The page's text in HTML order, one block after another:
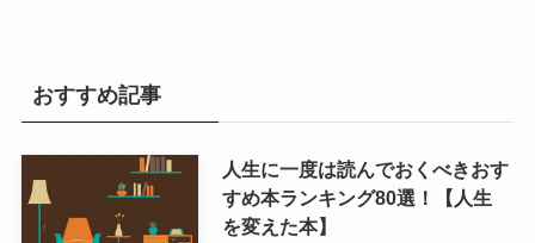
おすすめ記事
人生に一度は読んでおくべきおす
すめ本ランキング80選！【人生
を変えた本】